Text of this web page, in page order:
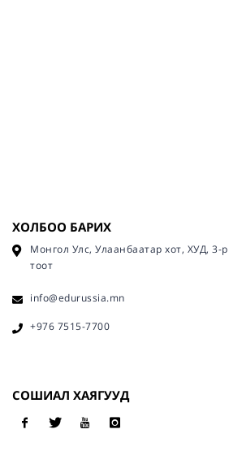
ХОЛБОО БАРИХ
Монгол Улс, Улаанбаатар хот, ХУД, 3-
тоот
info@edurussia.mn
+976 7515-7700
СОШИАЛ ХАЯГУУД